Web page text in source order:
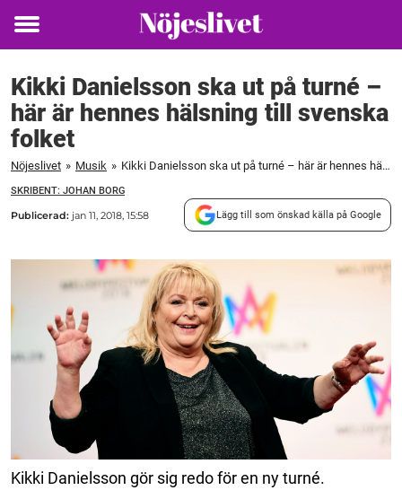
Toggle
Kikki Danielsson ska ut på turné –
här är hennes hälsning till svenska
folket
Nöjeslivet » Musik » Kikki Danielsson ska ut på turné – här är hennes hälsning till svenska folket
SKRIBENT: JOHAN BORG
Publicerad: jan 11, 2018, 15:58 Lägg till som önskad källa på Google
Kikki Danielsson gör sig redo för en ny turné.